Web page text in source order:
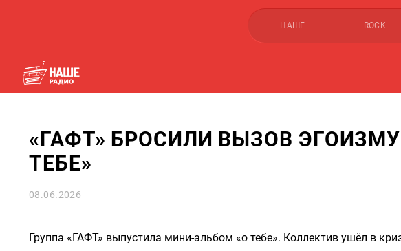
НАШЕ ROCK
«ГАФТ» БРОСИЛИ ВЫЗОВ
ТЕБЕ»
08.06.2026
Группа «ГАФТ» выпустила мини-альбом «о тебе». Коллектив ушёл в